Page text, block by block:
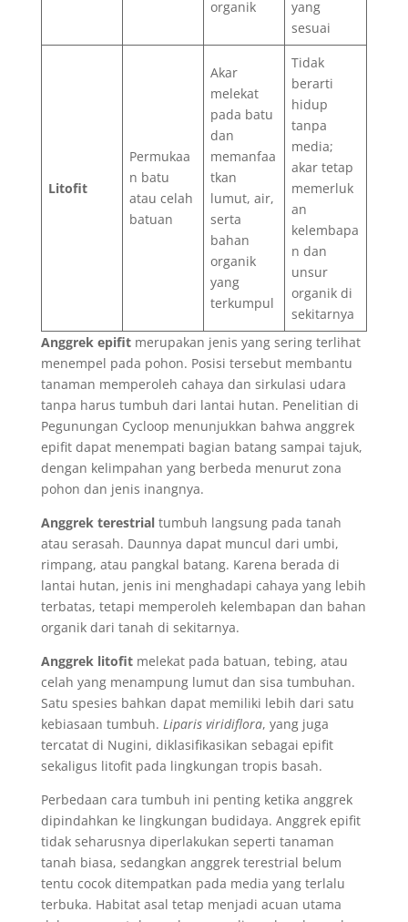
organik
yang
sesuai
Litofit
Permukaa
n batu
atau celah
batuan
Akar
melekat
pada batu
dan
memanfaa
tkan
lumut, air,
serta
bahan
organik
yang
terkumpul
Tidak
berarti
hidup
tanpa
media;
akar tetap
memerluk
an
kelembapa
n dan
unsur
organik di
sekitarnya
Anggrek epifitmerupakan jenis yang sering terlihat
menempel pada pohon. Posisi tersebut membantu
tanaman memperoleh cahaya dan sirkulasi udara
tanpa harus tumbuh dari lantai hutan. Penelitian di
Pegunungan Cycloop menunjukkan bahwa anggrek
epifit dapat menempati bagian batang sampai tajuk,
dengan kelimpahan yang berbeda menurut zona
pohon dan jenis inangnya.
Anggrek terestrialtumbuh langsung pada tanah
atau serasah. Daunnya dapat muncul dari umbi,
rimpang, atau pangkal batang. Karena berada di
lantai hutan, jenis ini menghadapi cahaya yang lebih
terbatas, tetapi memperoleh kelembapan dan bahan
organik dari tanah di sekitarnya.
Anggrek litofitmelekat pada batuan, tebing, atau
celah yang menampung lumut dan sisa tumbuhan.
Satu spesies bahkan dapat memiliki lebih dari satu
kebiasaan tumbuh. Liparis viridiflora, yang juga
tercatat di Nugini, diklasifikasikan sebagai epifit
sekaligus litofit pada lingkungan tropis basah.
Perbedaan cara tumbuh ini penting ketika anggrek
dipindahkan ke lingkungan budidaya. Anggrek epifit
tidak seharusnya diperlakukan seperti tanaman
tanah biasa, sedangkan anggrek terestrial belum
tentu cocok ditempatkan pada media yang terlalu
terbuka. Habitat asal tetap menjadi acuan utama